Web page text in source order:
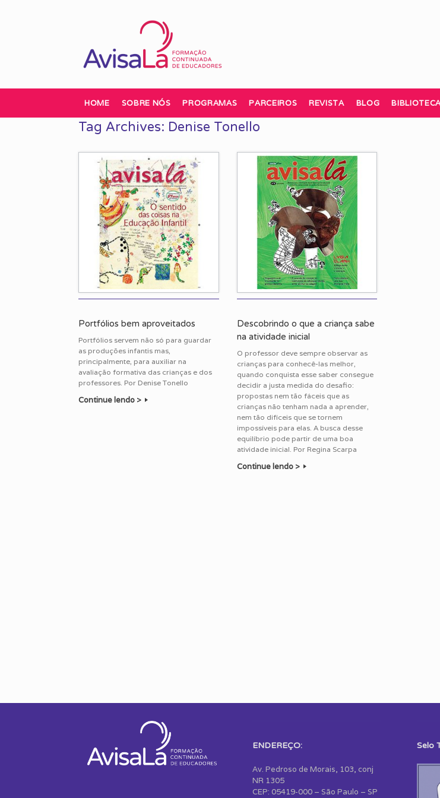
HOME SOBRE NÓS PROGRAMAS PARCEIROS REVISTA BLOG
Tag Archives: Denise Tonello
Portfólios bem aproveitados
Portfólios servem não só para guardar
as produções infantis mas,
principalmente, para auxiliar na
avaliação formativa das crianças e dos
professores. Por Denise Tonello
Continue lendo >
Descobrindo o que a criança sabe
na atividade inicial
O professor deve sempre observar as
crianças para conhecê-las melhor,
quando conquista esse saber consegue
decidir a justa medida do desafio:
propostas nem tão fáceis que as
crianças não tenham nada a aprender,
nem tão difíceis que se tornem
impossíveis para elas. A busca desse
equilíbrio pode partir de uma boa
atividade inicial. Por Regina Scarpa
Continue lendo >
ENDEREÇO:
Av. Pedroso de Morais, 103, conj
NR 1305
CEP: 05419-000 – São Paulo – SP
Selo